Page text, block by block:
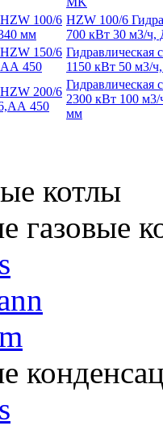
HZW 100/6
700 кВт 30 м3/
Гидравлическая
1150 кВт 50 м3/
Гидравлическая
2300 кВт 100
мм
котлы
газовые